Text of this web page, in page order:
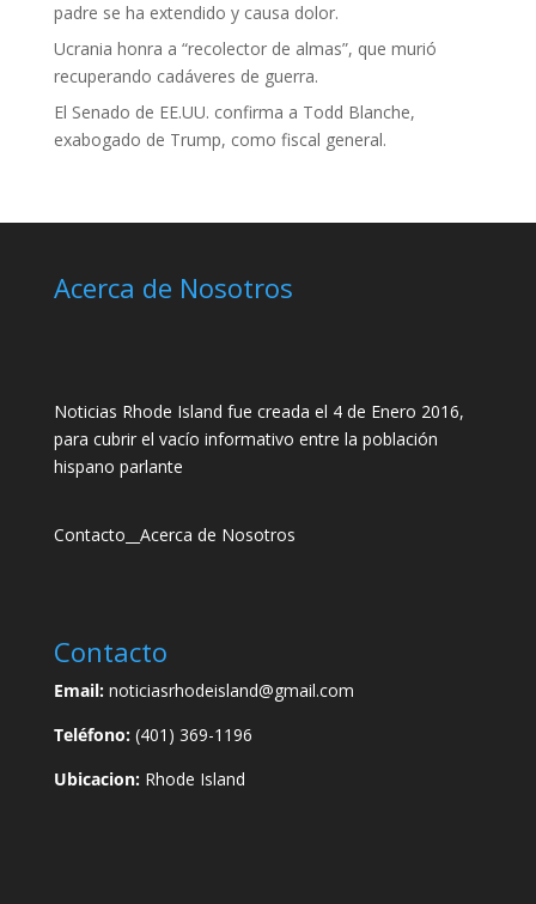
padre se ha extendido y causa dolor.
Ucrania honra a “recolector de almas”, que murió
recuperando cadáveres de guerra.
El Senado de EE.UU. confirma a Todd Blanche,
exabogado de Trump, como fiscal general.
Acerca de Nosotros
Noticias Rhode Island fue creada el 4 de Enero 2016,
para cubrir el vacío informativo entre la población
hispano parlante
Contacto Acerca de Nosotros
Contacto
Email:noticiasrhodeisland@gmail.com
Teléfono:(401) 369-1196
Ubicacion:Rhode Island